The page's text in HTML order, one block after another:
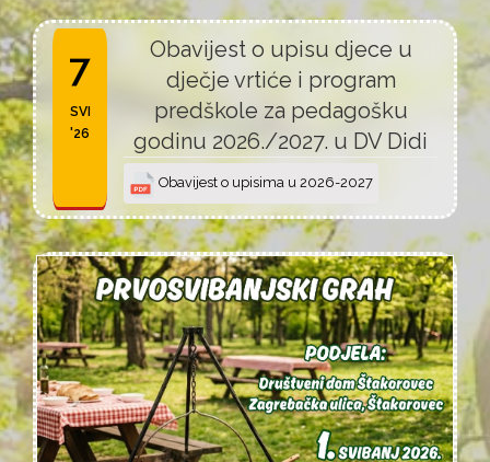
7
SVI
'26
Obavijest o upisu djece u
dječje vrtiće i program
predškole za pedagošku
godinu 2026./2027. u DV Didi
Obavijest o upisima u 2026-2027